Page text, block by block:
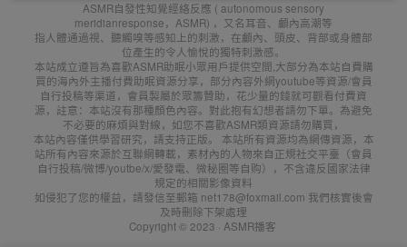
ASMR自發性知覺經絡反應 ( autonomous sensory
meridianresponse，ASMR) ，又名耳音、顱內高潮等
指人體通過視、聽觸嗅等感知上的刺激，在顱內、頭皮、背部或身體部
位產生的令人愉悅的獨特刺激感。
本站成立遵旨為喜歡ASMR助眠小眾用戶提供空間,大部分為本站自費購
買的海內外主播付費助眠資源分享，部分內容外網youtube等資源/會員
自行投稿等渠道，會員製屬於眾籌贊助，花少量的錢就可觀看付費資
源，註意：本站沒有那種顏色內容。對此抱有幻想者請勿下單。為避免
不必要的麻煩與對線，如您不喜歡ASMR類資源請勿購買，
本站內容僅供學習研究，請支持正版。 本站所有資源均為網傳資源，本
站所有內容來源於互聯網轉載，素材內的人物來自正規社交平臺（會員
自行投稿/微博/youtbe/x/愛發電、微秘圈等自购），不含違反國家法律
規定的相關影像資料
如侵犯了您的權益，請發信至郵箱 net178@foxmail.com 我們核實後會
及時刪除下架處理
Copyright © 2023 · ASMR播客